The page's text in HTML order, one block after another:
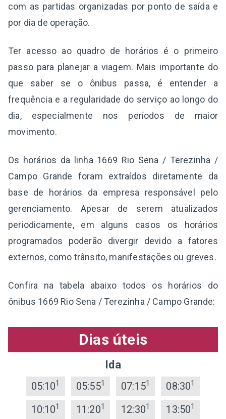
com as partidas organizadas por ponto de saída e
por dia de operação.
Ter acesso ao quadro de horários é o primeiro
passo para planejar a viagem. Mais importante do
que saber se o ônibus passa, é entender a
frequência e a regularidade do serviço ao longo do
dia, especialmente nos períodos de maior
movimento.
Os horários da linha 1669 Rio Sena / Terezinha /
Campo Grande foram extraídos diretamente da
base de horários da empresa responsável pelo
gerenciamento. Apesar de serem atualizados
periodicamente, em alguns casos os horários
programados poderão divergir devido a fatores
externos, como trânsito, manifestações ou greves.
Confira na tabela abaixo todos os horários do
ônibus 1669 Rio Sena / Terezinha / Campo Grande:
Dias úteis
Ida
05:101 05:551 07:151 08:301
10:101 11:201 12:301 13:501